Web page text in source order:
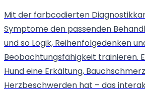
Mit der farbcodierten
Symptome den passenden
und so Logik, Reihenfolgedenken
Beobachtungsfähigkeit trainieren.
Hund eine Erkältung,
Herzbeschwerden hat – das